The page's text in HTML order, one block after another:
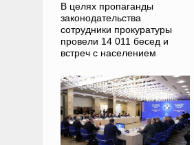
В целях пропаганды
законодательства
сотрудники прокуратуры
провели 14 011 бесед и
встреч с населением